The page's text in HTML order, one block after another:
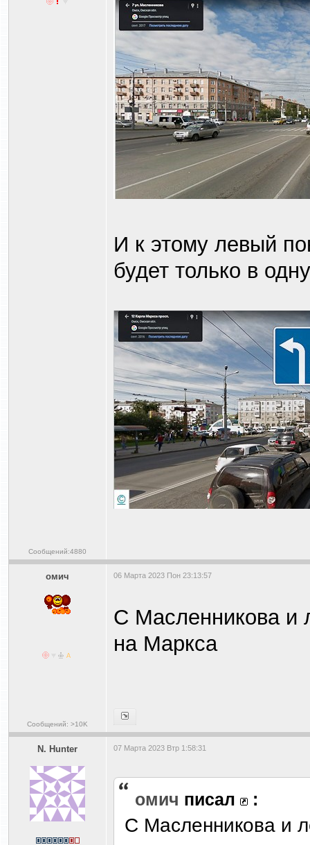
Сообщений:4880
И к этому левый
будет только в
омич
Сообщений: >10K
06 Марта 2023 Пон 23:13:57
С Масленникова и
на Маркса
N. Hunter 07 Марта 2023 Втр 1:58:31
омич писал :
С Масленникова и